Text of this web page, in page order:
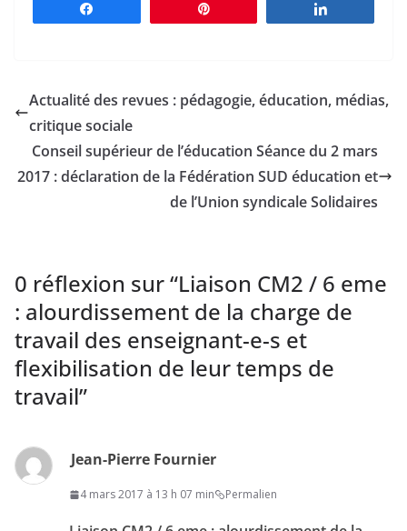
Actualité des revues : pédagogie, éducation, médias,
critique sociale
Conseil supérieur de l’éducation Séance du 2 mars
2017 : déclaration de la Fédération SUD éducation et
de l’Union syndicale Solidaires
0 réflexion sur “Liaison CM2 / 6 eme
: alourdissement de la charge de
travail des enseignant-e-s et
flexibilisation de leur temps de
travail”
Jean-Pierre Fournier
4 mars 2017 à 13 h 07 min Permalien